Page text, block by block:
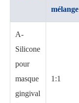
mélange
A-
Silicone
pour
masque
gingival
1:1